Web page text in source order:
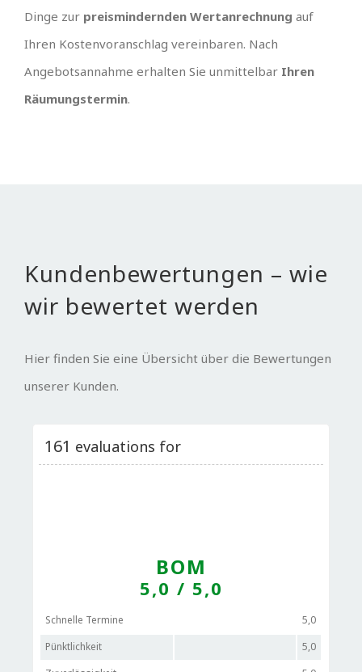
Dinge zur preismindernden Wertanrechnung auf
Ihren Kostenvoranschlag vereinbaren. Nach
Angebotsannahme erhalten Sie unmittelbar Ihren
Räumungstermin.
Kundenbewertungen – wie
wir bewertet werden
Hier finden Sie eine Übersicht über die Bewertungen
unserer Kunden.
161 evaluations for
BOM
5,0 / 5,0
Schnelle Termine
5,0
Pünktlichkeit
5,0